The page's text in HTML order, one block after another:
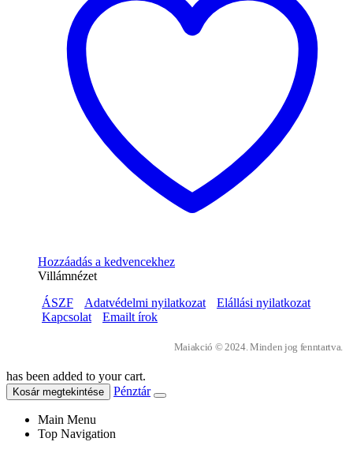
Hozzáadás a kedvencekhez
Villámnézet
ÁSZF
Adatvédelmi nyilatkozat
Elállási nyilatkozat
Kapcsolat
Emailt írok
Maiakció © 2024. Minden jog fenntartva.
has been added to your cart.
Kosár megtekintése Pénztár
Main Menu
Top Navigation